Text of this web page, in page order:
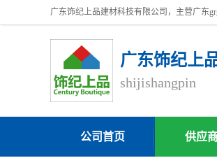
广东饰纪上
shijishangpin
公司首页 供应